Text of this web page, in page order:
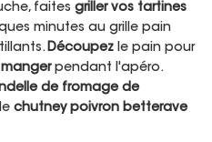
faites griller vos tartines
minutes au grille pain
Découpez le pain pour
pendant l'apéro.
de fromage de
chutney poivron betterave